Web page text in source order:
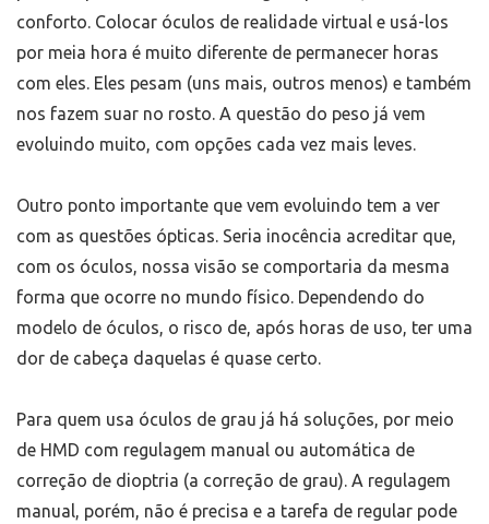
conforto. Colocar óculos de realidade virtual e usá-los
por meia hora é muito diferente de permanecer horas
com eles. Eles pesam (uns mais, outros menos) e também
nos fazem suar no rosto. A questão do peso já vem
evoluindo muito, com opções cada vez mais leves.
Outro ponto importante que vem evoluindo tem a ver
com as questões ópticas. Seria inocência acreditar que,
com os óculos, nossa visão se comportaria da mesma
forma que ocorre no mundo físico. Dependendo do
modelo de óculos, o risco de, após horas de uso, ter uma
dor de cabeça daquelas é quase certo.
Para quem usa óculos de grau já há soluções, por meio
de HMD com regulagem manual ou automática de
correção de dioptria (a correção de grau). A regulagem
manual, porém, não é precisa e a tarefa de regular pode